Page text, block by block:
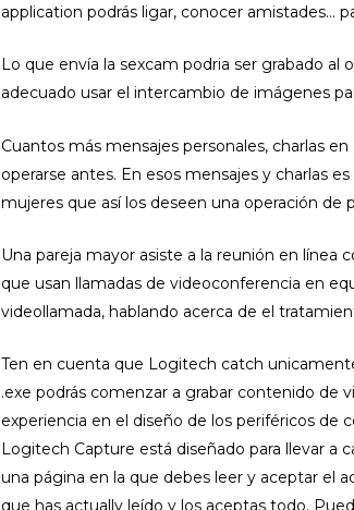
application podrás ligar, conocer amistades…
Lo que envía la sexcam podria ser grabado
adecuado usar el intercambio de imágenes
Cuantos más mensajes personales, charlas
operarse antes. En esos mensajes y charlas
mujeres que así los deseen una operación de
Una pareja mayor asiste a la reunión en
que usan llamadas de videoconferencia en
videollamada, hablando acerca de el
Ten en cuenta que Logitech catch
.exe podrás comenzar a grabar contenido
experiencia en el diseño de los periféricos de
Logitech Capture está diseñado para llevar a
una página en la que debes leer y aceptar el
que has actually leído y los aceptas todo.